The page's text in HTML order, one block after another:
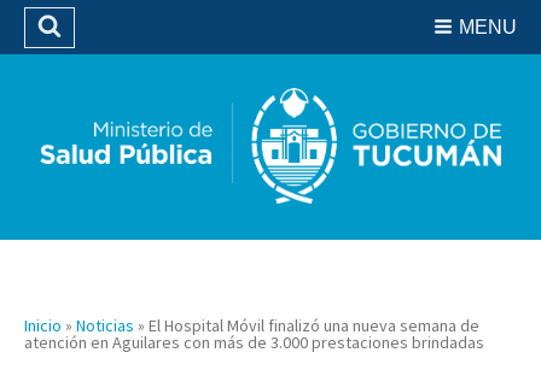
Biblioteca
MENU
Buscar
Inicio » Noticias » El Hospital Móvil finalizó una nueva semana de
atención en Aguilares con más de 3.000 prestaciones brindadas